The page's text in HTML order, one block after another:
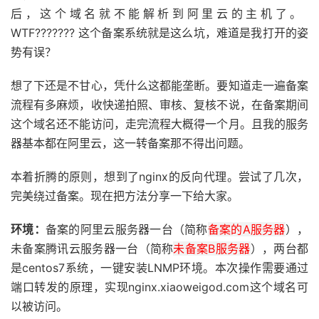
后，这个域名就不能解析到阿里云的主机了。
WTF??????? 这个备案系统就是这么坑，难道是我打开的姿
势有误？
想了下还是不甘心，凭什么这都能垄断。要知道走一遍备案
流程有多麻烦，收快递拍照、审核、复核不说，在备案期间
这个域名还不能访问，走完流程大概得一个月。且我的服务
器基本都在阿里云，这一转备案那不得出问题。
本着折腾的原则，想到了nginx的反向代理。尝试了几次，
完美绕过备案。现在把方法分享一下给大家。
环境： 备案的阿里云服务器一台（简称备案的A服务器），
未备案腾讯云服务器一台（简称未备案B服务器），两台都
是centos7系统，一键安装LNMP环境。本次操作需要通过
端口转发的原理，实现nginx.xiaoweigod.com这个域名可
以被访问。